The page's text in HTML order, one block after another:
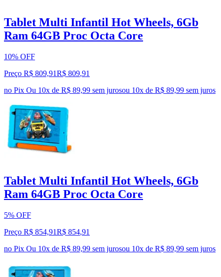
Tablet Multi Infantil Hot Wheels, 6Gb
Ram 64GB Proc Octa Core
10% OFF
Preço R$ 809,91R$ 809,91
no Pix Ou 10x de R$ 89,99 sem jurosou 10x de R$ 89,99 sem juros
Tablet Multi Infantil Hot Wheels, 6Gb
Ram 64GB Proc Octa Core
5% OFF
Preço R$ 854,91R$ 854,91
no Pix Ou 10x de R$ 89,99 sem jurosou 10x de R$ 89,99 sem juros